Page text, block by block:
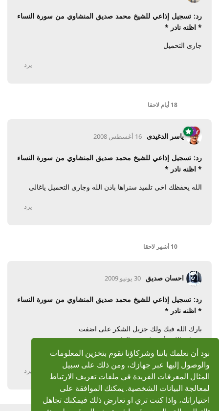
نود أن نعلمك باننا وشركاؤنا نقوم بتخزين المعلومات
والوصول إليها عبر جهازك، ومن ذلك على سبيل
المثال المعرفات الفريدة في ملفات تعريف الارتباط
لمعالجة البيانات الشخصية. يمكنك الموافقة على
اختياراتك، واذا كنت تري او تعارض ذلك فيمكنك تجاهل
رد: تسجيل إذاعي للشيخ محمد صديق المنشاوي من سورة النساء
* اظنه نادر *
جارى التحميل
يرد
18 أيام لاحقا
ياسر الدغيدى 16 أغسطس 2008
رد: تسجيل إذاعي للشيخ محمد صديق المنشاوي من سورة النساء
* اظنه نادر *
الله يحفظك اخى تلميذ سنراها باذن الله وجارى التحميل ياغالى
يرد
10 أشهر لاحقا
احسان صديق 30 يونيو 2009
رد: تسجيل إذاعي للشيخ محمد صديق المنشاوي من سورة النساء
* اظنه نادر *
بارك الله فيك ولك جزيل الشكر على اضفت
وفقكم الله وأسعدكم في الدارين
دمتم بخير
يرد